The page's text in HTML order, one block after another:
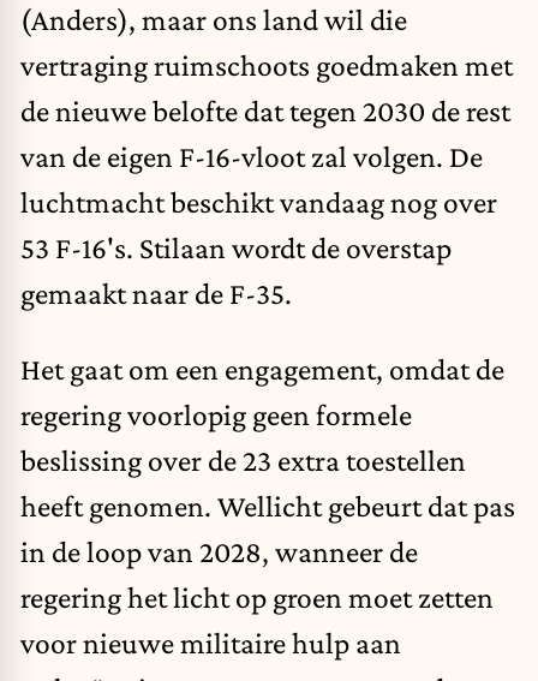
(Anders), maar ons land wil die
vertraging ruimschoots goedmaken met
de nieuwe belofte dat tegen 2030 de rest
van de eigen F-16-vloot zal volgen. De
luchtmacht beschikt vandaag nog over
53 F-16's. Stilaan wordt de overstap
gemaakt naar de F-35.
Het gaat om een engagement, omdat de
regering voorlopig geen formele
beslissing over de 23 extra toestellen
heeft genomen. Wellicht gebeurt dat pas
in de loop van 2028, wanneer de
regering het licht op groen moet zetten
voor nieuwe militaire hulp aan